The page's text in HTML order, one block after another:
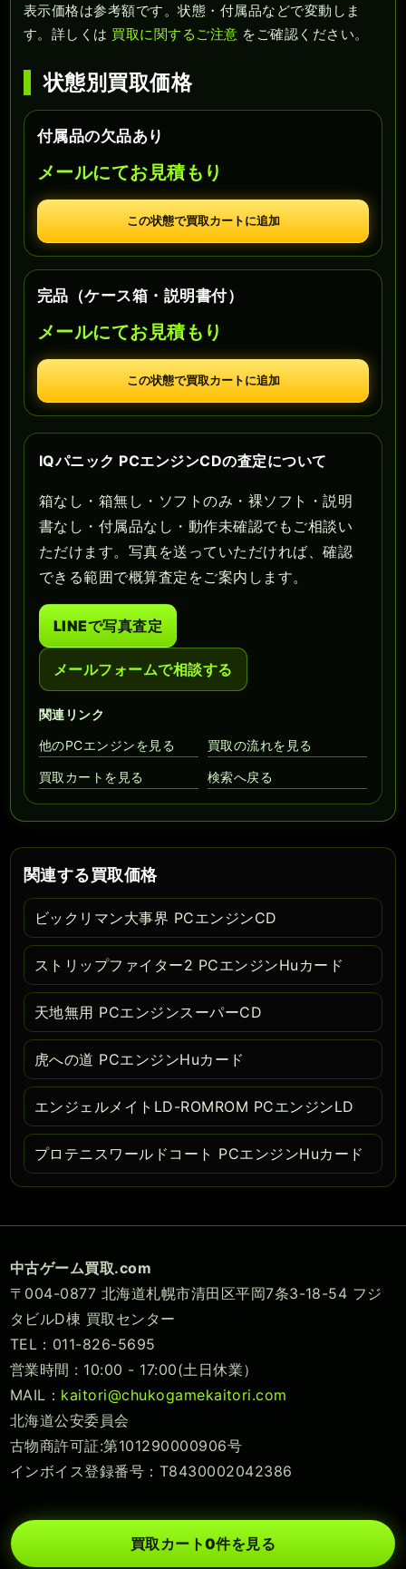
表示価格は参考額です。状態・付属品などで変動しま
す。詳しくは 買取に関するご注意 をご確認ください。
状態別買取価格
付属品の欠品あり
メールにてお見積もり
この状態で買取カートに追加
完品（ケース箱・説明書付）
メールにてお見積もり
この状態で買取カートに追加
IQパニック PCエンジンCDの査定について
箱なし・箱無し・ソフトのみ・裸ソフト・説明
書なし・付属品なし・動作未確認でもご相談い
ただけます。写真を送っていただければ、確認
できる範囲で概算査定をご案内します。
LINEで写真査定
メールフォームで相談する
関連リンク
他のPCエンジンを見る
買取の流れを見る
買取カートを見る 検索へ戻る
関連する買取価格
ビックリマン大事界 PCエンジンCD
ストリップファイター2 PCエンジンHuカード
天地無用 PCエンジンスーパーCD
虎への道 PCエンジンHuカード
エンジェルメイトLD-ROMROM PCエンジンLD
プロテニスワールドコート PCエンジンHuカード
中古ゲーム買取.com
〒004-0877 北海道札幌市清田区平岡7条3-18-54 フジ
タビルD棟 買取センター
TEL：011-826-5695
営業時間 : 10:00 - 17:00(土日休業）
MAIL： kaitori@chukogamekaitori.com
北海道公安委員会
古物商許可証:第101290000906号
インボイス登録番号：T8430002042386
買取カート0件を見る